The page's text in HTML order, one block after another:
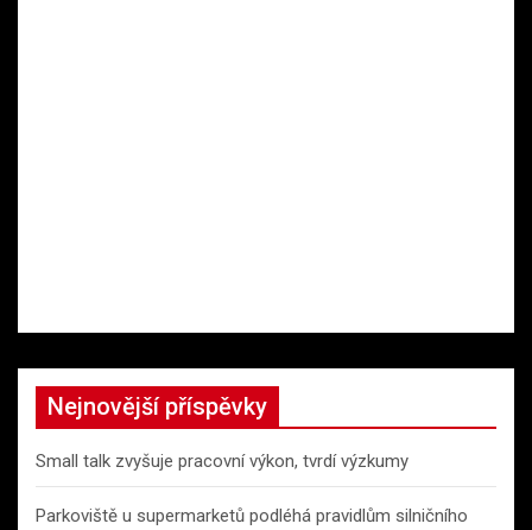
Nejnovější příspěvky
Small talk zvyšuje pracovní výkon, tvrdí výzkumy
Parkoviště u supermarketů podléhá pravidlům silničního